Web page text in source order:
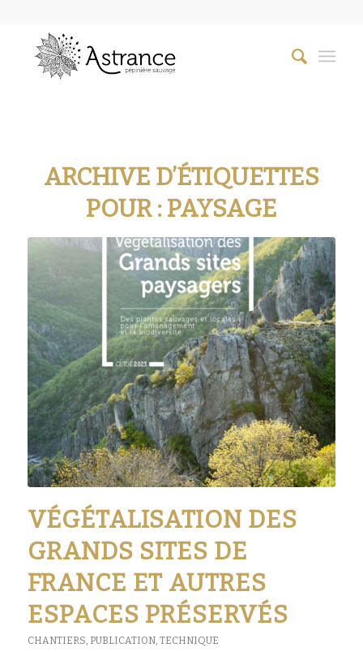
ARCHIVE D’ÉTIQUETTES
POUR :PAYSAGE
VÉGÉTALISATION DES
GRANDS SITES DE
FRANCE ET AUTRES
ESPACES PRÉSERVÉS
CHANTIERS PUBLICATION, TECHNIQUE